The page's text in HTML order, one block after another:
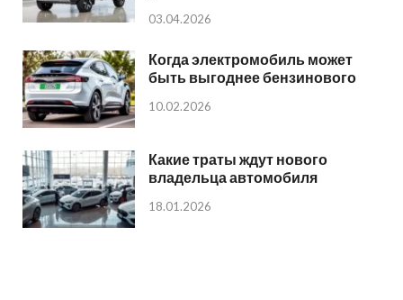
03.04.2026
Когда электромобиль может
быть выгоднее бензинового
10.02.2026
Какие траты ждут нового
владельца автомобиля
18.01.2026